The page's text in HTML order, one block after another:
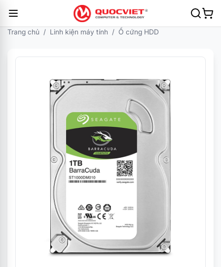
Trang chủ / Linh kiện máy tính / Ổ cứng HDD